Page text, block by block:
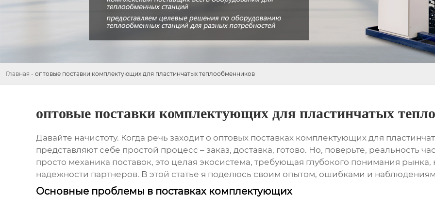
Главная - оптовые поставки комплектующих для пластинчатых теплообменников
оптовые поставки комплектующих для пластинчатых
Давайте начистоту. Когда речь заходит о оптовых поставках комплектующих для
представляют себе простой процесс – заказ, доставка, готово. Но, поверьте, реальность
просто механика поставок, это целая экосистема, требующая глубокого понимания
надежности партнеров. В этой статье я поделюсь своим опытом, ошибками и
Основные проблемы в поставках комплектующих